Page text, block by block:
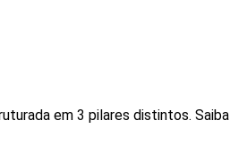
em 3 pilares distintos. Saiba